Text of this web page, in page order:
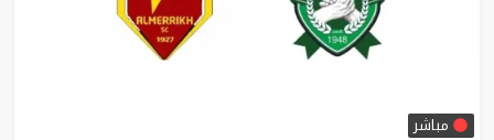
مباشر